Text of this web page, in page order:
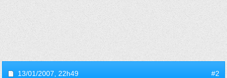
13/01/2007, 22h49 #2